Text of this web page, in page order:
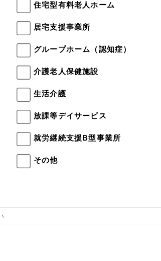
住宅型有料老人ホーム
居宅支援事業所
グループホーム（認知症）
介護老人保健施設
生活介護
放課等デイサービス
就労継続支援B型事業所
その他